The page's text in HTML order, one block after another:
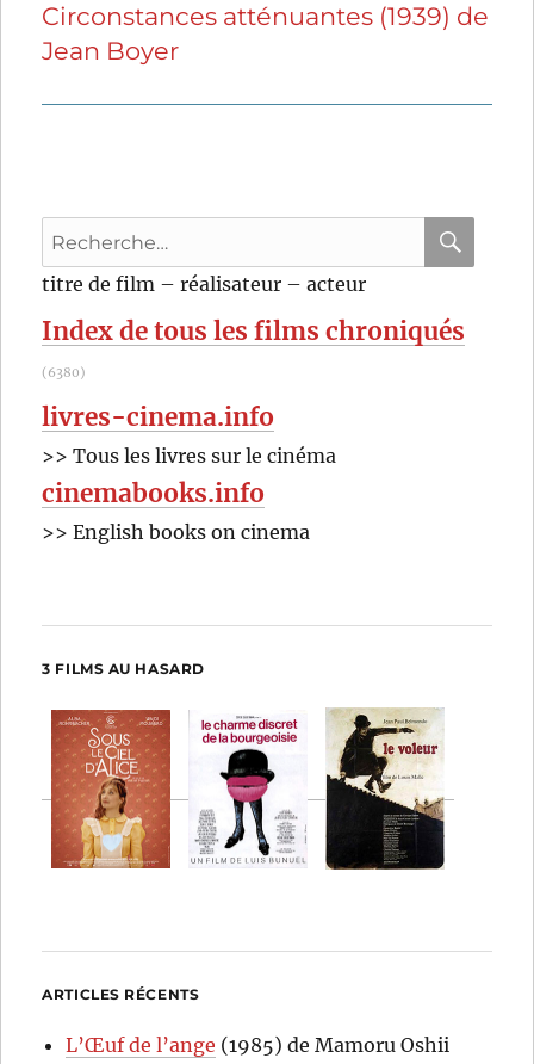
Publication
suivante :
Circonstances atténuantes (1939) de
Jean Boyer
Recherche
pour
titre de film – réalisateur – acteur
Index de tous les films chroniqués
(6380)
livres-cinema.info
>> Tous les livres sur le cinéma
cinemabooks.info
>> English books on cinema
3 FILMS AU HASARD
ARTICLES RÉCENTS
L’Œuf de l’ange (1985) de Mamoru Oshii